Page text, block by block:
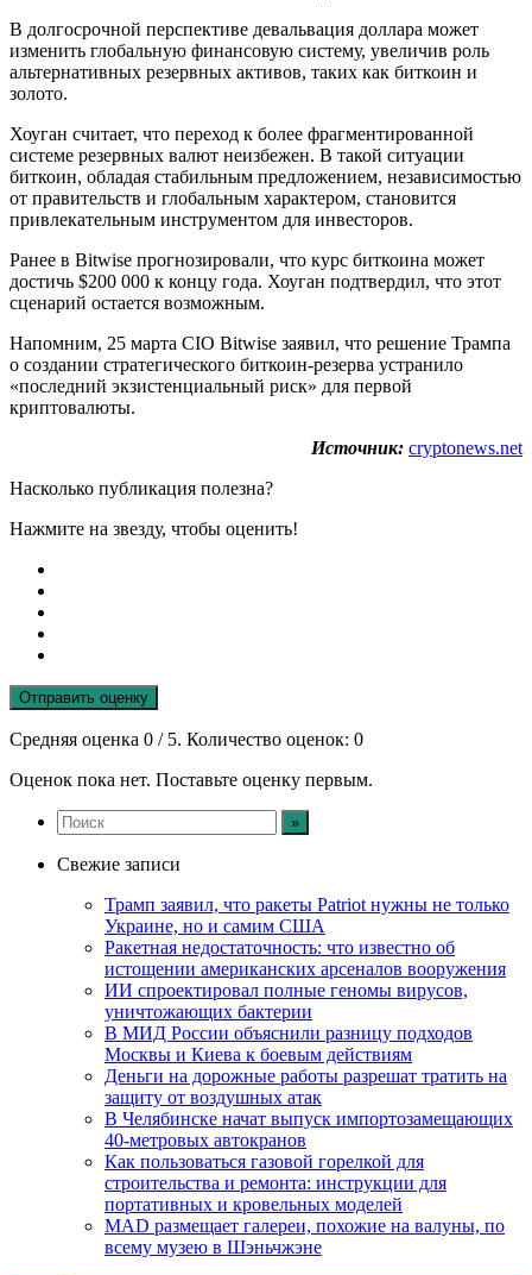
В долгосрочной перспективе девальвация доллара может
изменить глобальную финансовую систему, увеличив роль
альтернативных резервных активов, таких как биткоин и
золото.
Хоуган считает, что переход к более фрагментированной
системе резервных валют неизбежен. В такой ситуации
биткоин, обладая стабильным предложением, независимостью
от правительств и глобальным характером, становится
привлекательным инструментом для инвесторов.
Ранее в Bitwise прогнозировали, что курс биткоина может
достичь $200 000 к концу года. Хоуган подтвердил, что этот
сценарий остается возможным.
Напомним, 25 марта CIO Bitwise заявил, что решение Трампа
о создании стратегического биткоин-резерва устранило
«последний экзистенциальный риск» для первой
криптовалюты.
Источник: cryptonews.net
Насколько публикация полезна?
Нажмите на звезду, чтобы оценить!
Отправить оценку
Средняя оценка 0 / 5. Количество оценок: 0
Оценок пока нет. Поставьте оценку первым.
Свежие записи
Трамп заявил, что ракеты Patriot нужны не только
Украине, но и самим США
Ракетная недостаточность: что известно об
истощении американских арсеналов вооружения
ИИ спроектировал полные геномы вирусов,
уничтожающих бактерии
В МИД России объяснили разницу подходов
Москвы и Киева к боевым действиям
Деньги на дорожные работы разрешат тратить на
защиту от воздушных атак
В Челябинске начат выпуск импортозамещающих
40-метровых автокранов
Как пользоваться газовой горелкой для
строительства и ремонта: инструкции для
портативных и кровельных моделей
MAD размещает галереи, похожие на валуны, по
всему музею в Шэньчжэне